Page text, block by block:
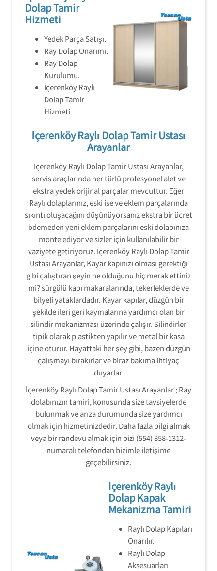
Dolap Tamir
Hizmeti
Yedek Parça Satışı.
Ray Dolap Onarımı.
Ray Dolap
Kurulumu.
İçerenköy Raylı
Dolap Tamir
Hizmeti.
İçerenköy Raylı Dolap Tamir Ustası
Arayanlar
İçerenköy Raylı Dolap Tamir Ustası Arayanlar,
servis araçlarında her türlü profesyonel alet ve
ekstra yedek orijinal parçalar mevcuttur. Eğer
Raylı dolaplarınız, eski ise ve eklem parçalarında
sıkıntı oluşacağını düşünüyorsanız ekstra bir ücret
ödemeden yeni eklem parçalarını eski dolabınıza
monte ediyor ve sizler için kullanılabilir bir
vaziyete getiriyoruz. İçerenköy Raylı Dolap Tamir
Ustası Arayanlar, Kayar kapınızı olması gerektiği
gibi çalıştıran şeyin ne olduğunu hiç merak ettiniz
mi? sürgülü kapı makaralarında, tekerleklerde ve
bilyeli yataklardadır. Kayar kapılar, düzgün bir
şekilde ileri geri kaymalarına yardımcı olan bir
silindir mekanizması üzerinde çalışır. Silindirler
tipik olarak plastikten yapılır ve metal bir kasa
içine oturur. Hayattaki her şey gibi, bazen düzgün
çalışmayı bırakırlar ve biraz bakıma ihtiyaç
duyarlar.
İçerenköy Raylı Dolap Tamir Ustası Arayanlar ; Ray
dolabınızın tamiri, konusunda size tavsiyelerde
bulunmak ve arıza durumunda size yardımcı
olmak için hizmetinizdedir. Daha fazla bilgi almak
veya bir randevu almak için bizi (554) 858-1312-
numaralı telefondan bizimle iletişime
geçebilirsiniz.
İçerenköy Raylı
Dolap Kapak
Mekanizma Tamiri
Raylı Dolap Kapıları
Onarılır.
Raylı Dolap
Aksesuarları